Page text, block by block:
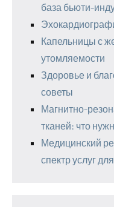
база бьюти-
Капельницы с
утомляемости
Здоровье и
советы
Магнитно-
тканей: что
Медицинский
спектр услуг